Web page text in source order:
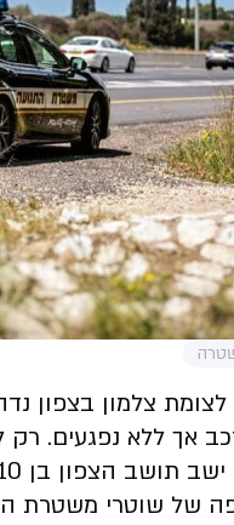
צלמון בצפון
אך ללא נפגעים.
תושב הצפון בן 110.
של שוטרי משטרת